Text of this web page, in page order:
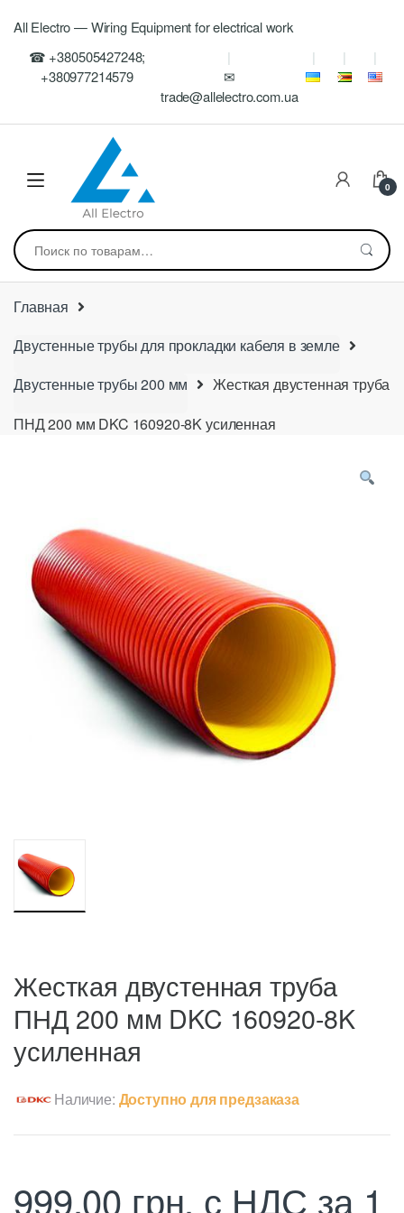
navigation
content
All Electro — Wiring Equipment for electrical work
☎ +380505427248;
+380977214579
✉
trade@allelectro.com.ua
0
Искать:
Главная
Двустенные трубы для прокладки кабеля в земле
Двустенные трубы 200 мм
Жесткая двустенная труба
ПНД 200 мм DKC 160920-8K усиленная
Жесткая двустенная труба
ПНД 200 мм DKC 160920-8K
усиленная
Наличие: Доступно для предзаказа
999,00 грн. с НДС за 1